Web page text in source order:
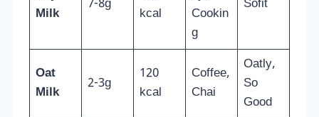
Milk
7-8g
kcal
Cookin
g
Sofit
Oat
Milk
2-3g
120
kcal
Coffee,
Chai
Oatly,
So
Good